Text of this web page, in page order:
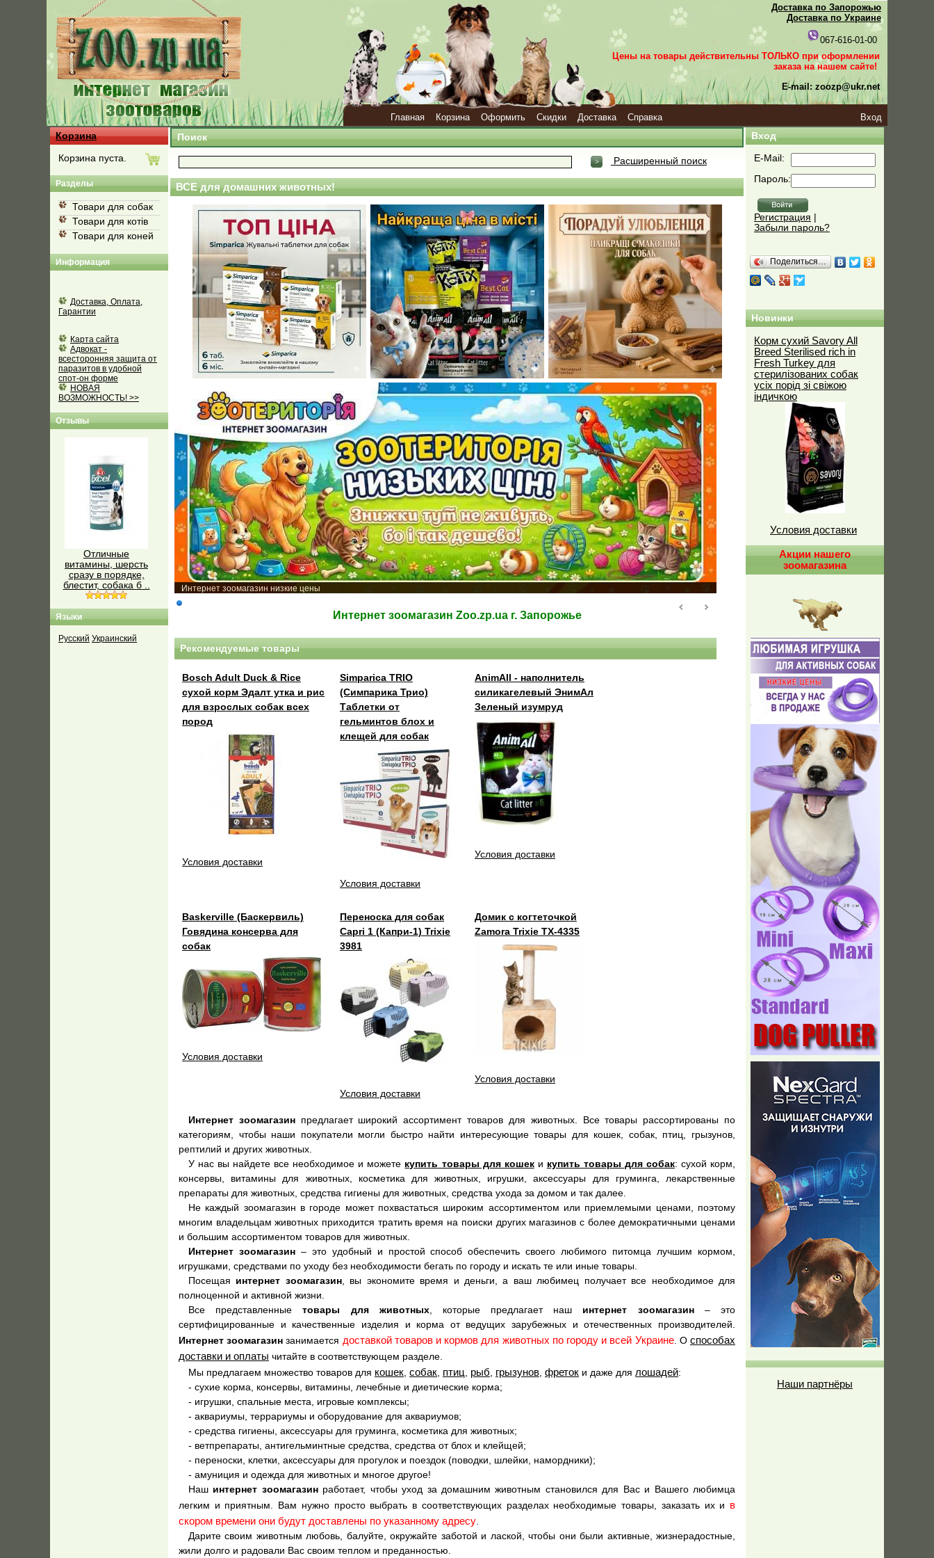
Доставка по Запорожью
Доставка по Украине
067-616-01-00
Цены на товары действительны ТОЛЬКО при оформлении
заказа на нашем сайте!
E-mail: zoozp@ukr.net
Главная Корзина Оформить Скидки Доставка Справка
Вход
Корзина
Корзина пуста.
Разделы
Товари для собак
Товари для котів
Товари для коней
Информация
Доставка, Оплата,
Гарантии
Карта сайта
Адвокат -
всесторонняя защита от
паразитов в удобной
спот-он форме
НОВАЯ
ВОЗМОЖНОСТЬ! >>
Отзывы
Отличные
витамины, шерсть
сразу в порядке,
блестит, собака б ..
Языки
Русский Украинский
Поиск
Расширенный поиск
ВСЕ для домашних животных!
Интернет зоомагазин низкие цены
Интернет зоомагазин Zoo.zp.ua г. Запорожье
Рекомендуемые товары
Bosch Adult Duck & Rice
сухой корм Эдалт утка и рис
для взрослых собак всех
пород
Условия доставки
Simparica TRIO
(Симпарика Трио)
Таблетки от
гельминтов блох и
клещей для собак
Условия доставки
AnimAll - наполнитель
силикагелевый ЭнимАл
Зеленый изумруд
Условия доставки
Baskerville (Баскервиль)
Говядина консерва для
собак
Условия доставки
Переноска для собак
Capri 1 (Капри-1) Trixie
3981
Условия доставки
Домик с когтеточкой
Zamora Trixie TX-4335
Условия доставки
Интернет зоомагазинпредлагает широкий ассортимент товаров для животных. Все товары рассортированы по
категориям, чтобы наши покупатели могли быстро найти интересующие товары для кошек, собак, птиц, грызунов,
рептилий и других животных.
У нас вы найдете все необходимое и можете купить товары для кошеки купить товары для собак: сухой корм,
консервы, витамины для животных, косметика для животных, игрушки, аксессуары для груминга, лекарственные
препараты для животных, средства гигиены для животных, средства ухода за домом и так далее.
Не каждый зоомагазин в городе может похвастаться широким ассортиментом или приемлемыми ценами, поэтому
многим владельцам животных приходится тратить время на поиски других магазинов с более демократичными ценами
и большим ассортиментом товаров для животных.
Интернет зоомагазин– это удобный и простой способ обеспечить своего любимого питомца лучшим кормом,
игрушками, средствами по уходу без необходимости бегать по городу и искать те или иные товары.
Посещая интернет зоомагазин, вы экономите время и деньги, а ваш любимец получает все необходимое для
полноценной и активной жизни.
Все представленныетовары для животных, которые предлагает наш интернет зоомагазин– это
сертифицированные и качественные изделия и корма от ведущих зарубежных и отечественных производителей.
Интернет зоомагазин занимается доставкой товаров и кормов для животных по городу и всей Украине. Оспособах
доставки и оплаты читайте в соответствующем разделе.
Мы предлагаем множество товаров для кошек собак птиц рыб грызунов фреток и даже для лошадей:
- сухие корма, консервы, витамины, лечебные и диетические корма;
- игрушки, спальные места, игровые комплексы;
- аквариумы, террариумы и оборудование для аквариумов;
- средства гигиены, аксессуары для груминга, косметика для животных;
- ветпрепараты, антигельминтные средства, средства от блох и клейщей;
- переноски, клетки, аксессуары для прогулок и поездок (поводки, шлейки, намордники);
- амуниция и одежда для животных и многое другое!
Наш интернет зоомагазинработает, чтобы уход за домашним животным становился для Вас и Вашего любимца
легким и приятным. Вам нужно просто выбрать в соответствующих разделах необходимые товары, заказать их и в
скором времени они будут доставлены по указанному адресу
Дарите своим животным любовь, балуйте, окружайте заботой и лаской, чтобы они были активные, жизнерадостные,
жили долго и радовали Вас своим теплом и преданностью.
Вход
E-Mail:
Пароль:
Регистрация
Забыли пароль?
Поделиться…
Новинки
Корм сухий Savory All
Breed Sterilised rich in
Fresh Turkey для
стерилізованих собак
усіх порід зі свіжою
індичкою
Условия доставки
Акции нашего
зоомагазина
Наши партнёры